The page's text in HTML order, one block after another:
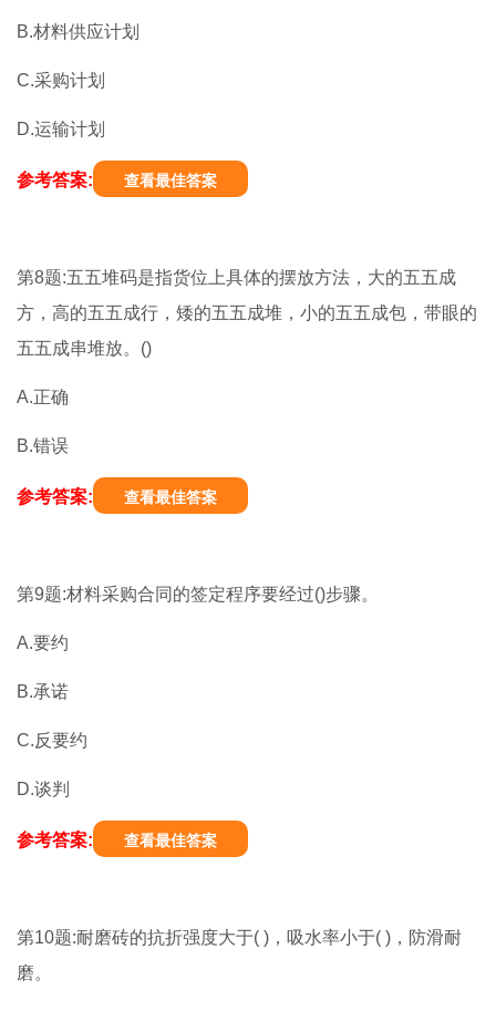
B.材料供应计划
C.采购计划
D.运输计划
参考答案: 查看最佳答案
第8题:五五堆码是指货位上具体的摆放方法，大的五五成
方，高的五五成行，矮的五五成堆，小的五五成包，带眼的
五五成串堆放。()
A.正确
B.错误
参考答案: 查看最佳答案
第9题:材料采购合同的签定程序要经过()步骤。
A.要约
B.承诺
C.反要约
D.谈判
参考答案: 查看最佳答案
第10题:耐磨砖的抗折强度大于( )，吸水率小于( )，防滑耐
磨。